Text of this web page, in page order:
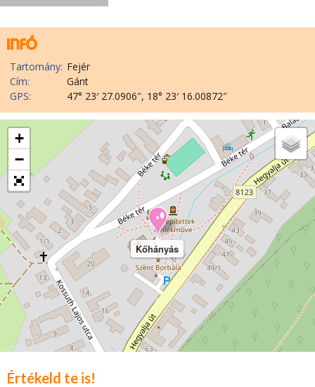
Tartomány: Fejér
Cím:
Gánt
GPS:
47° 23′ 27.0906″, 18° 23′ 16.00872″
Kőhányás
+
−
Értékeld te is!